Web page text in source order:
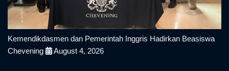
Kemendikdasmen dan Pemerintah Inggris Hadirkan Beasiswa
Chevening
August 4, 2026